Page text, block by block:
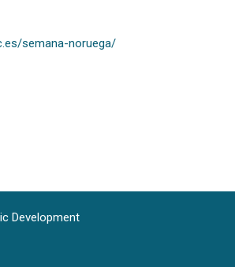
semana-noruega/
Development